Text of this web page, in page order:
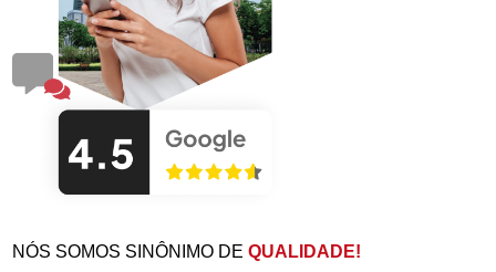
NÓS SOMOS SINÔNIMO DEQUALIDADE!